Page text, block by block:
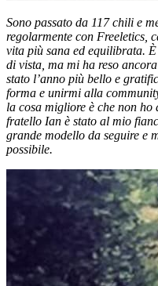
Sono passato da 117 chili e
regolarmente con Freeletics,
vita più sana ed equilibrata.
di vista, ma mi ha reso
stato l’anno più bello e
forma e unirmi alla
la cosa migliore è che non
fratello Ian è stato al mio
grande modello da seguire e
possibile.